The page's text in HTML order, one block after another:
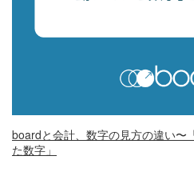
boardと会計、数字の見方の違い〜
た数字」